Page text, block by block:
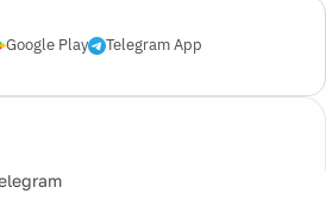
Google Play Telegram App